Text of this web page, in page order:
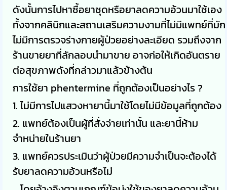
ดังนั้นการไปหาซื้อยาชุดหรือยาลดความอ้วนมาใช้เอง
ทั้งจากคลินิกและสถานเสริมความงามที่ไม่มีแพทย์ที่มัก
ไม่มีการตรวจร่างกายผู้ป่วยอย่างละเอียด รวมถึงจาก
ร้านขายยาที่ลักลอบนำมาขาย อาจก่อให้เกิดอันตราย
ต่อสุขภาพดังที่กล่าวมาแล้วข้างต้น
การใช้ยา phentermine ที่ถูกต้องเป็นอย่างไร ?
1. ไม่มีการไปแสวงหายานี้มาใช้โดยไม่มีข้อมูลที่ถูกต้อง
2. แพทย์ต้องเป็นผู้ที่สั่งจ่ายเท่านั้น และยานี้ห้าม
จำหน่ายในร้านยา
3. แพทย์ควรประเมินว่าผู้ป่วยมีความจำเป็นจะต้องได้
รับยาลดความอ้วนหรือไม่